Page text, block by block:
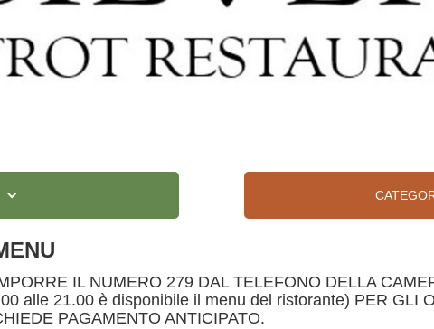
IL NUMERO 279 DAL TELEFONO DELLA
alle 21.00 è disponibile il menu del ristorante) PER GLI
PAGAMENTO ANTICIPATO.